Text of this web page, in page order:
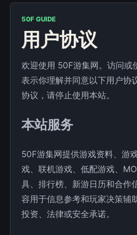
50F GUIDE
用户协议
欢迎使用 50F游集网。访问或
表示你理解并同意以下用户协
协议，请停止使用本站。
本站服务
50F游集网提供游戏资料、游
戏、联机游戏、低配游戏、
具、排行榜、新游日历和合作
容用于信息参考和玩家决策辅
投资、法律或安全承诺。